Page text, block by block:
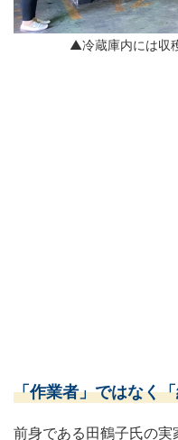
▲冷蔵庫内には収
「作業者」ではなく
前身である田鶴子氏の